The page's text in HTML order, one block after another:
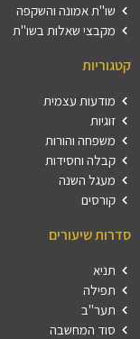
שו"ת אמונה והשקפה
מקבצי שאלות בשו"ת
קטגוריות
מודעות עצמית
זוגיות
משפחה והורות
קבלה וחסידות
מעגל השנה
קורסים
סדרות שיעורים
תניא
תפילה
תער"ב
סוד המחשבה